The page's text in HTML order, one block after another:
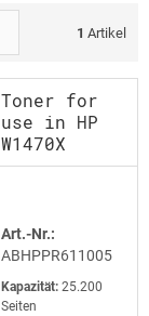
1 Artikel
Toner for
use in HP
W1470X
Art.-Nr.:
ABHPPR611005
Kapazität: 25.200
Seiten